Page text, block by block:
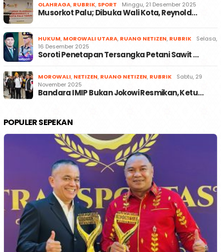
OLAHRAGA, RUBRIK, SPORT Minggu, 21 Desember 2025
Musorkot Palu; Dibuka Wali Kota, Reynold…
HUKUM, MOROWALI UTARA, RUANG NETIZEN, RUBRIK
Selasa,
16 Desember 2025
Soroti Penetapan Tersangka Petani Sawit …
MOROWALI, NETIZEN, RUANG NETIZEN, RUBRIK
Sabtu, 29
November 2025
Bandara IMIP Bukan Jokowi Resmikan, Ketu…
POPULER SEPEKAN